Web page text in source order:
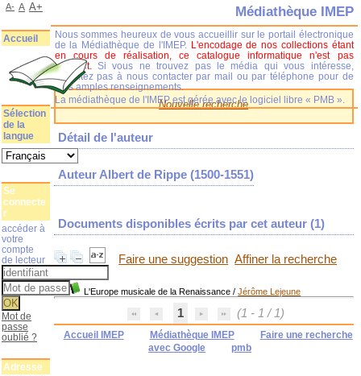
Nouvelle recherche
Détail de l'auteur
Auteur Albert de Rippe (1500-1551)
Documents disponibles écrits par cet auteur (1)
Faire une suggestion Affiner la recherche
L'Europe musicale de la Renaissance /Jérôme Lejeune
1 (1 - 1 / 1)
Accueil IMEP Médiathèque IMEP
Faire une recherche
avec Google
pmb
Médiathèque IMEP
Nous sommes heureux de vous accueillir sur le portail électronique
de la Médiathèque de l'IMEP. L'encodage de nos collections étant
en cours de réalisation, ce catalogue informatique n'est pas
complet.
Si vous ne trouvez pas le média qui vous intéresse,
n'hésitez pas à nous contacter par mail ou par téléphone pour de
plus amples renseignements.
La médiathèque de l'IMEP est gérée avec le logiciel libre « PMB ».
A- A A+
Accueil
Sélection
de la
langue
Se
connecte
r
accéder à
votre
compte
de lecteur
Mot de
passe
oublié ?
Adresse